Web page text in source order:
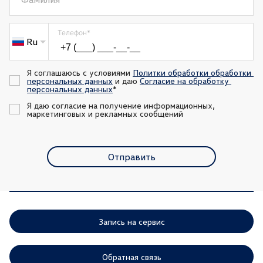
Ru
Телефон*
Я соглашаюсь с условиями Политки обработки обработки
персональных данных и даю Согласие на обработку
персональных данных*
Я даю согласие на получение информационных,
маркетинговых и рекламных сообщений
Отправить
Запись на сервис
Обратная связь